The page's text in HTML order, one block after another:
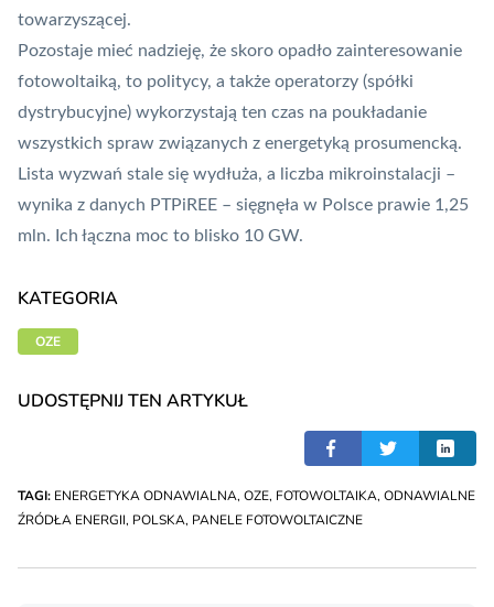
towarzyszącej.
Pozostaje mieć nadzieję, że skoro opadło zainteresowanie
fotowoltaiką, to politycy, a także operatorzy (spółki
dystrybucyjne) wykorzystają ten czas na poukładanie
wszystkich spraw związanych z energetyką prosumencką.
Lista wyzwań stale się wydłuża, a liczba mikroinstalacji –
wynika z danych PTPiREE – sięgnęła w Polsce prawie 1,25
mln. Ich łączna moc to blisko 10 GW.
KATEGORIA
OZE
UDOSTĘPNIJ TEN ARTYKUŁ
TAGI: ENERGETYKA ODNAWIALNA, OZE, FOTOWOLTAIKA, ODNAWIALNE
ŹRÓDŁA ENERGII, POLSKA, PANELE FOTOWOLTAICZNE